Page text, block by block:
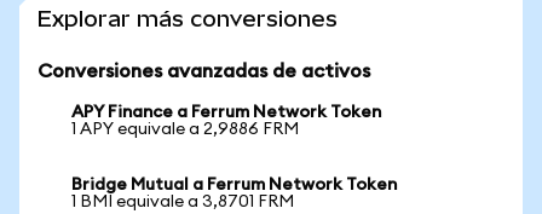
Explorar más conversiones
Conversiones avanzadas de activos
APY Finance a Ferrum Network Token
1 APY equivale a 2,9886 FRM
Bridge Mutual a Ferrum Network Token
1 BMI equivale a 3,8701 FRM